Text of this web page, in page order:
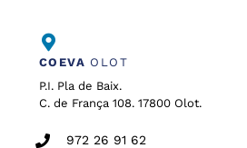
COEVA OLOT
P.I. Pla de Baix.
C. de França 108. 17800 Olot.
972 26 91 62